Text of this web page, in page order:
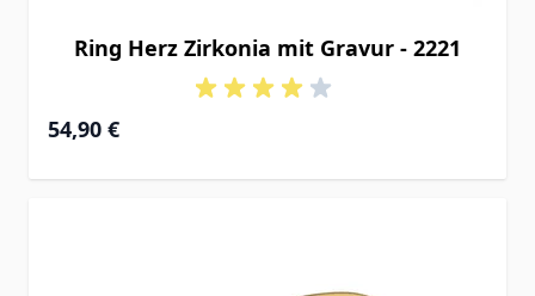
Ring Herz Zirkonia mit Gravur - 2221
54,90 €